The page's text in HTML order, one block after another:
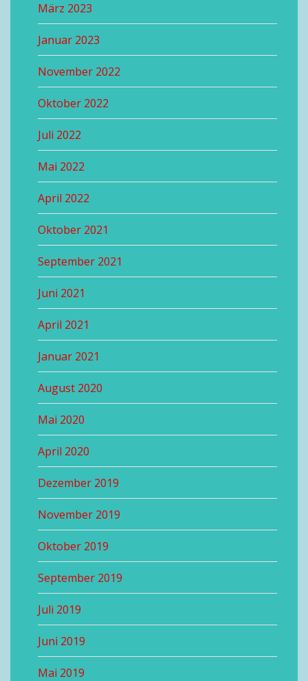
März 2023
Januar 2023
November 2022
Oktober 2022
Juli 2022
Mai 2022
April 2022
Oktober 2021
September 2021
Juni 2021
April 2021
Januar 2021
August 2020
Mai 2020
April 2020
Dezember 2019
November 2019
Oktober 2019
September 2019
Juli 2019
Juni 2019
Mai 2019